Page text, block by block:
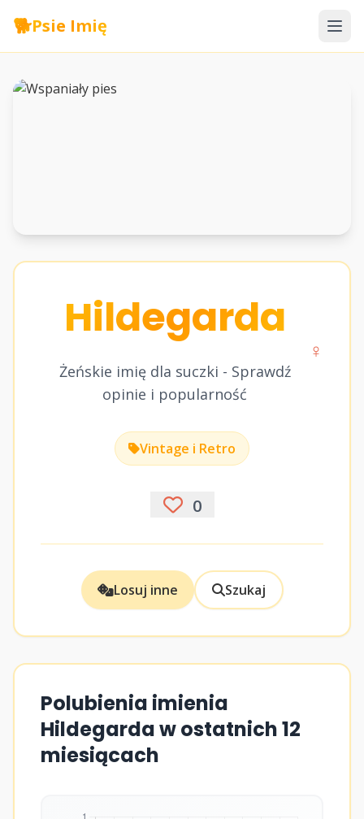
🐕Psie Imię
Hildegarda
Żeńskie imię dla suczki - Sprawdź
opinie i popularność
♀
Vintage i Retro
0
Losuj inne Szukaj
Polubienia imienia
Hildegarda w ostatnich 12
miesiącach